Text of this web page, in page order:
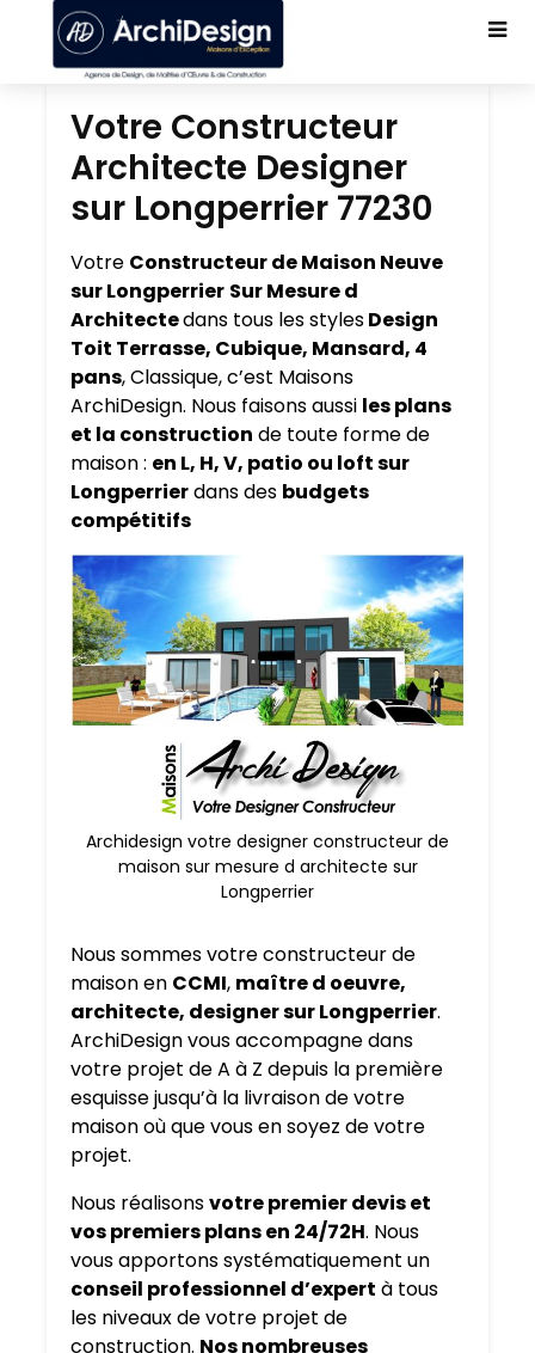
Votre Constructeur
Architecte Designer
sur Longperrier 77230
Votre Constructeur de Maison Neuve
sur Longperrier Sur Mesure d
Architectedans tous les stylesDesign
Toit Terrasse, Cubique, Mansard, 4
pans, Classique, c’est Maisons
ArchiDesign. Nous faisons aussi les plans
et la construction de toute forme de
maison : en L, H, V, patio ou loft sur
Longperrierdans des budgets
compétitifs
Archidesign votre designer constructeur de
maison sur mesure d architecte sur
Longperrier
Nous sommes votre constructeur de
maison en CCMI, maître d oeuvre,
architecte, designer sur Longperrier.
ArchiDesign vous accompagne dans
votre projet de A à Z depuis la première
esquisse jusqu’à la livraison de votre
maison où que vous en soyez de votre
projet.
Nous réalisonsvotre premier devis et
vos premiers plans en 24/72H. Nous
vous apportons systématiquement un
conseil professionnel d’expert à tous
les niveaux de votre projet de
construction. Nos nombreuses